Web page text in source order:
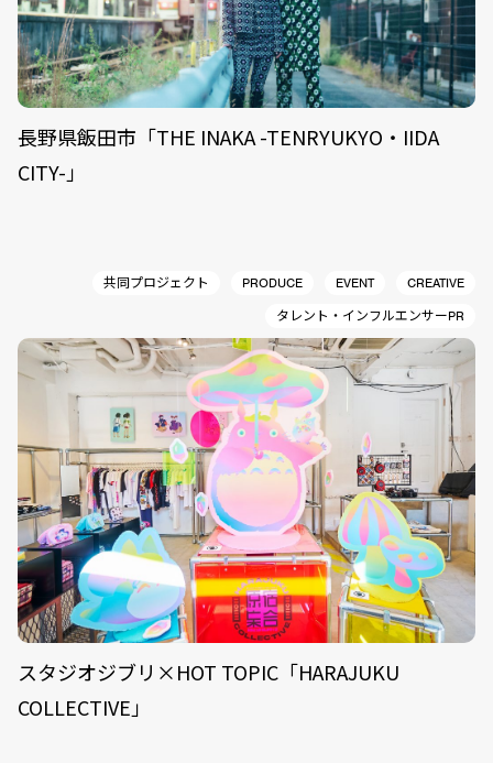
長野県飯田市「THE INAKA -TENRYUKYO・IIDA
CITY-」
共同プロジェクト PRODUCE EVENT
CREATIVE
タレント・インフルエンサーPR
スタジオジブリ×HOT TOPIC「HARAJUKU
COLLECTIVE」